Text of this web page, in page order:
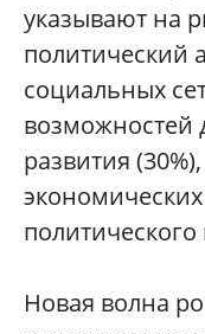
указывают на
политический
социальных
возможностей
развития
политического
Новая волна